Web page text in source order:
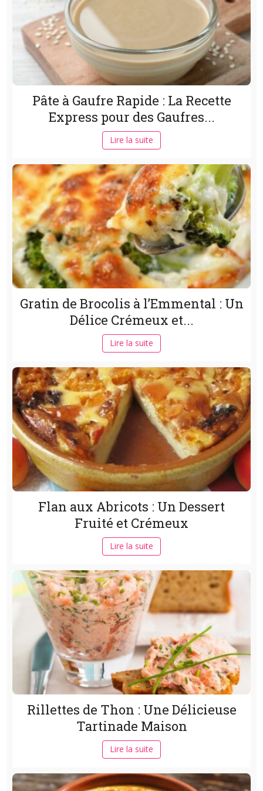
Pâte à Gaufre Rapide : La Recette
Express pour des Gaufres...
Lire la suite
Gratin de Brocolis à l’Emmental : Un
Délice Crémeux et...
Lire la suite
Flan aux Abricots : Un Dessert
Fruité et Crémeux
Lire la suite
Rillettes de Thon : Une Délicieuse
Tartinade Maison
Lire la suite